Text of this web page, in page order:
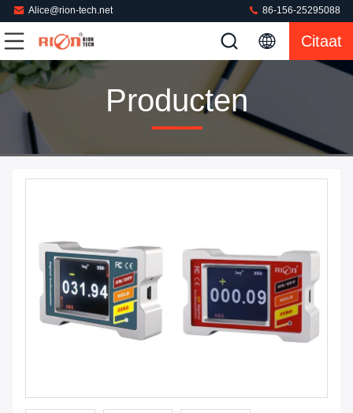
Alice@rion-tech.net 86-156-25295088
Citaat
Producten